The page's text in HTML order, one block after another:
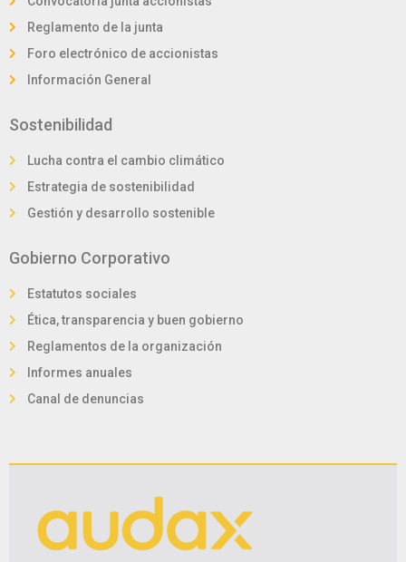
Reglamento de la junta
Foro electrónico de accionistas
Información General
Sostenibilidad
Lucha contra el cambio climático
Estrategia de sostenibilidad
Gestión y desarrollo sostenible
Gobierno Corporativo
Estatutos sociales
Ética, transparencia y buen gobierno
Reglamentos de la organización
Informes anuales
Canal de denuncias